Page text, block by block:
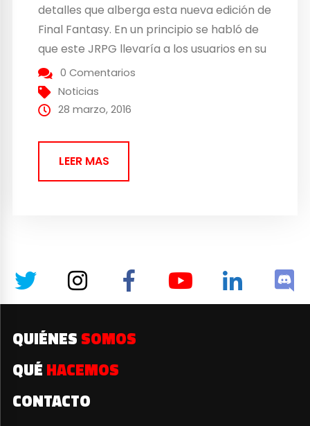
detalles que alberga esta nueva edición de
Final Fantasy. En un principio se habló de
que este JRPG llevaría a los usuarios en su
Modo Historia 30 horas para acabarlo
completamente, luego pasaron a 40 pero
finalmente han declarado que este título...
0 Comentarios
Noticias
28 marzo, 2016
LEER MAS
QUIÉNES SOMOS
QUÉ HACEMOS
CONTACTO